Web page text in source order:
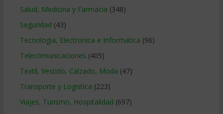
Salud, Medicina y Farmacia (348)
Seguridad (43)
Tecnologia, Electronica e Informatica (96)
Telecomunicaciones (405)
Textil, Vestido, Calzado, Moda (47)
Transporte y Logistica (223)
Viajes, Turismo, Hospitalidad (697)